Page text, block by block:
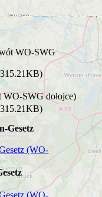
WO-SWG
WO-SWG dołojce)
Gesetz
(WO-
(WO-